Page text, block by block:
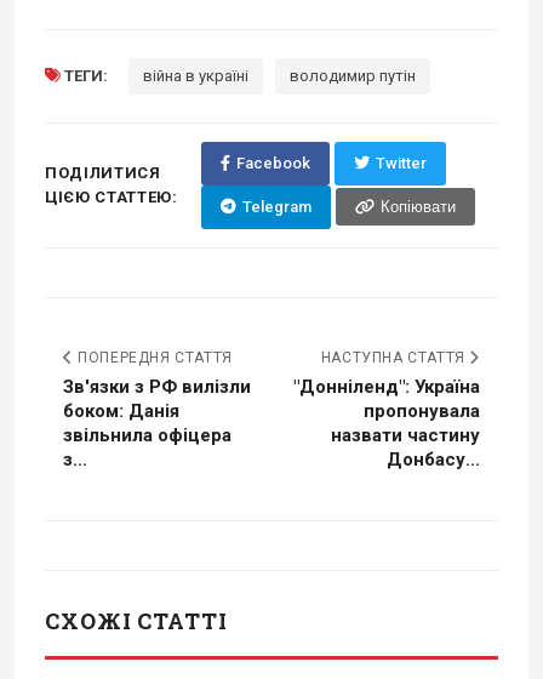
ТЕГИ: війна в україні володимир путін
ПОДІЛИТИСЯ
ЦІЄЮ СТАТТЕЮ:
Facebook Twitter
Telegram Копіювати
ПОПЕРЕДНЯ СТАТТЯ
Зв'язки з РФ вилізли
боком: Данія
звільнила офіцера
з...
НАСТУПНА СТАТТЯ
"Донніленд": Україна
пропонувала
назвати частину
Донбасу...
СХОЖІ СТАТТІ